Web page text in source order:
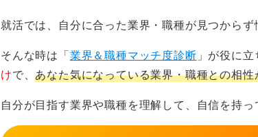
もし難しいと感じているのであれば、少し視野を
クや検診センター、企業の検査部門など選択肢
大病院の正職員といった条件を絞りすぎず、施設
で、その施設で何を学びたいか、夜勤への理解は
就活では、自分に合った業界・職種が見つからず
そんな時は「 業界＆職種マッチ度診断 」が役に立
けで、あなた気になっている業界・職種との相性
自分が目指す業界や職種を理解して、自信を持っ